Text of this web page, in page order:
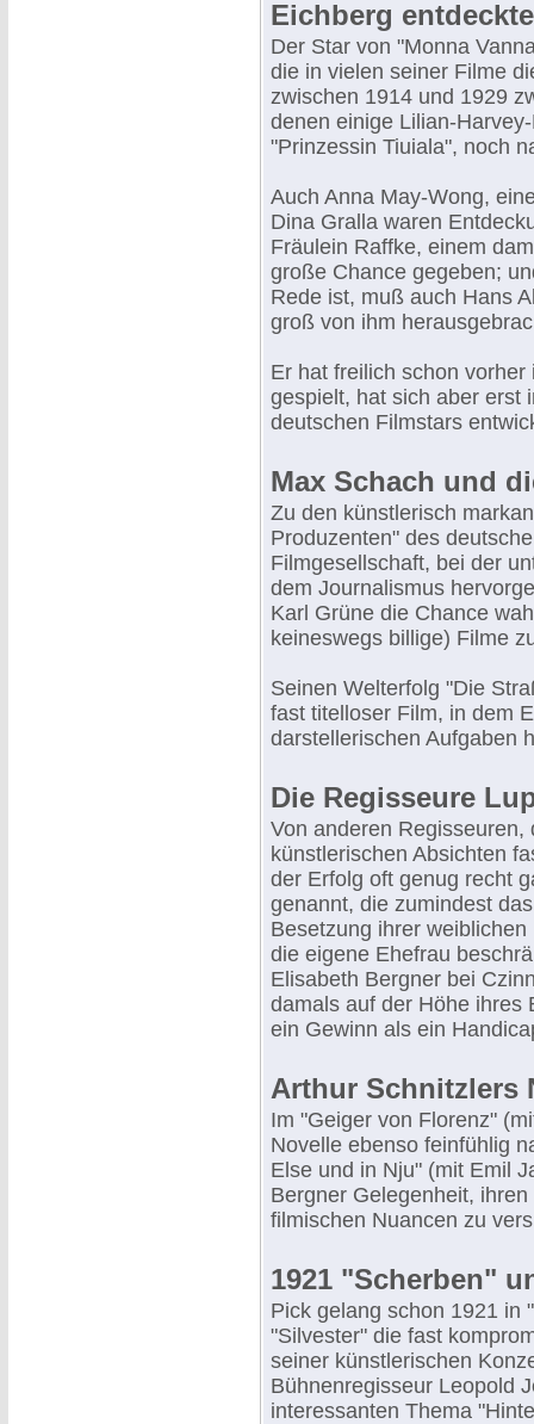
Eichberg
Der Star von "Monna
die in vielen seiner Filme
zwischen 1914 und 1929
denen einige Lilian-
"Prinzessin Tiuiala", noch
Auch Anna May-Wong,
Dina Gralla waren
Fräulein Raffke, einem
große Chance gegeben;
Rede ist, muß auch Hans
groß von ihm
Er hat freilich schon
gespielt, hat sich aber erst
deutschen Filmstars
Max Schach und
Zu den künstlerisch
Produzenten" des
Filmgesellschaft, bei der
dem Journalismus
Karl Grüne die Chance
keineswegs billige) Filme
Seinen Welterfolg "Die
fast titelloser Film, in dem
darstellerischen Aufgaben
Die Regisseure
Von anderen
künstlerischen Absichten
der Erfolg oft genug recht
genannt, die zumindest
Besetzung ihrer
die eigene Ehefrau
Elisabeth Bergner bei
damals auf der Höhe ihres
ein Gewinn als ein
Arthur Schnitzlers
Im "Geiger von Florenz"
Novelle ebenso feinfühlig
Else und in Nju" (mit Emil
Bergner Gelegenheit,
filmischen Nuancen zu
1921 "Scherben"
Pick gelang schon 1921 in
"Silvester" die fast
seiner künstlerischen
Bühnenregisseur Leopold
interessanten Thema